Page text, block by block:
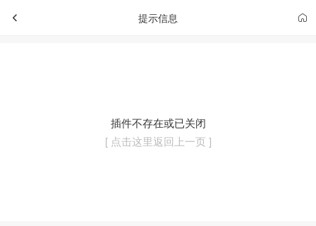
提示信息
插件不存在或已关闭
[ 点击这里返回上一页 ]